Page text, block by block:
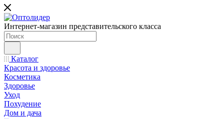
Интернет-магазин представительского класса
Каталог
Красота и здоровье
Косметика
Здоровье
Уход
Похудение
Дом и дача